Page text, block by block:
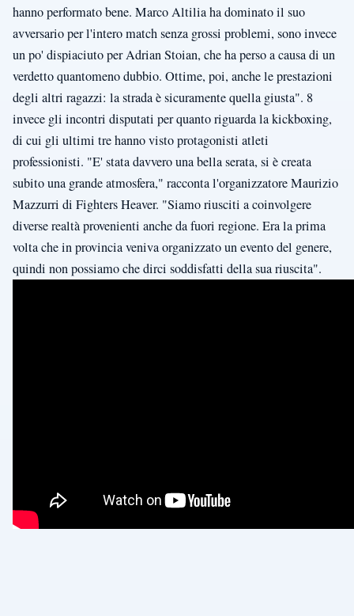
hanno performato bene. Marco Altilia ha dominato il suo
avversario per l'intero match senza grossi problemi, sono invece
un po' dispiaciuto per Adrian Stoian, che ha perso a causa di un
verdetto quantomeno dubbio. Ottime, poi, anche le prestazioni
degli altri ragazzi: la strada è sicuramente quella giusta". 8
invece gli incontri disputati per quanto riguarda la kickboxing,
di cui gli ultimi tre hanno visto protagonisti atleti
professionisti. "E' stata davvero una bella serata, si è creata
subito una grande atmosfera," racconta l'organizzatore Maurizio
Mazzurri di Fighters Heaver. "Siamo riusciti a coinvolgere
diverse realtà provenienti anche da fuori regione. Era la prima
volta che in provincia veniva organizzato un evento del genere,
quindi non possiamo che dirci soddisfatti della sua riuscita".